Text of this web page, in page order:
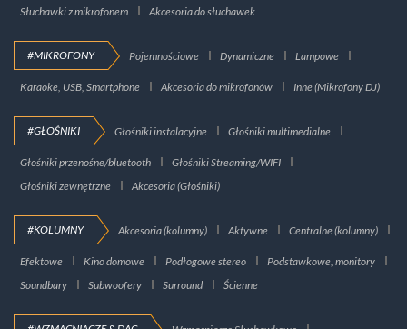
Słuchawki z mikrofonem
Akcesoria do słuchawek
#MIKROFONY Pojemnościowe Dynamiczne Lampowe
Karaoke, USB, Smartphone Akcesoria do mikrofonów Inne (Mikrofony DJ)
#GŁOŚNIKI Głośniki instalacyjne Głośniki multimedialne
Głośniki przenośne/bluetooth
Głośniki Streaming/WIFI
Głośniki zewnętrzne
Akcesoria (Głośniki)
#KOLUMNY Akcesoria (kolumny) Aktywne Centralne (kolumny)
Efektowe Kino domowe Podłogowe stereo
Podstawkowe, monitory
Soundbary
Subwoofery Surround Ścienne